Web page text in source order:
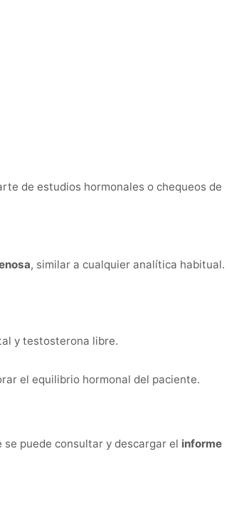
de estudios hormonales o chequeos de
, similar a cualquier analítica habitual.
y testosterona libre.
el equilibrio hormonal del paciente.
puede consultar y descargar el informe